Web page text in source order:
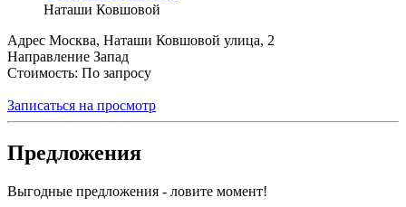
Наташи Ковшовой
Адрес Москва, Наташи Ковшовой улица, 2
Направление Запад
Стоимость: По запросу
Записаться на просмотр
Предложения
Выгодные предложения - ловите момент!